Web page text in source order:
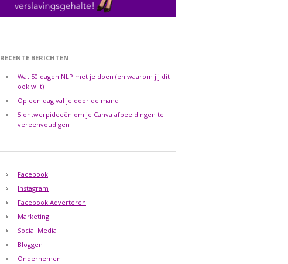
RECENTE BERICHTEN
Wat 50 dagen NLP met je doen (en waarom jij dit
ook wilt)
Op een dag val je door de mand
5 ontwerpideeën om je Canva afbeeldingen te
vereenvoudigen
Facebook
Instagram
Facebook Adverteren
Marketing
Social Media
Bloggen
Ondernemen